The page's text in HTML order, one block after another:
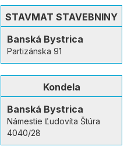
STAVMAT STAVEBNINY
Banská Bystrica
Partizánska 91
Kondela
Banská Bystrica
Námestie Ľudovíta Štúra
4040/28